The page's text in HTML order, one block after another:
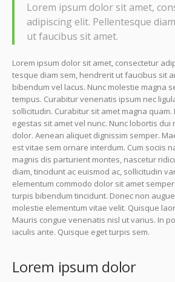
Lorem ipsum dolor sit amet,
adipiscing elit. Pellentesque
ut faucibus sit amet.
Lorem ipsum dolor sit amet, consectetur
tesque diam sem, hendrerit ut faucibus sit
bibendum vel lacus. Nunc molestie magna
tempus. Curabitur venenatis ipsum nec
sollicitudin. Curabitur sit amet magna
egestas sit amet vel nunc. Nunc lobortis dui
dolor. Aenean aliquet dignissim semper.
est vitae sem ornare interdum. Cum sociis
magnis dis parturient montes, nascetur
diam, tincidunt ac euismod ac, sollicitudin
elementum commodo dolor sit amet
turpis bibendum tincidunt. Donec non
molestie elementum vitae velit. Quisque
Mauris congue venenatis nisl ut varius. In
iaculis ante. Quisque eget turpis sem.
Lorem ipsum dolor